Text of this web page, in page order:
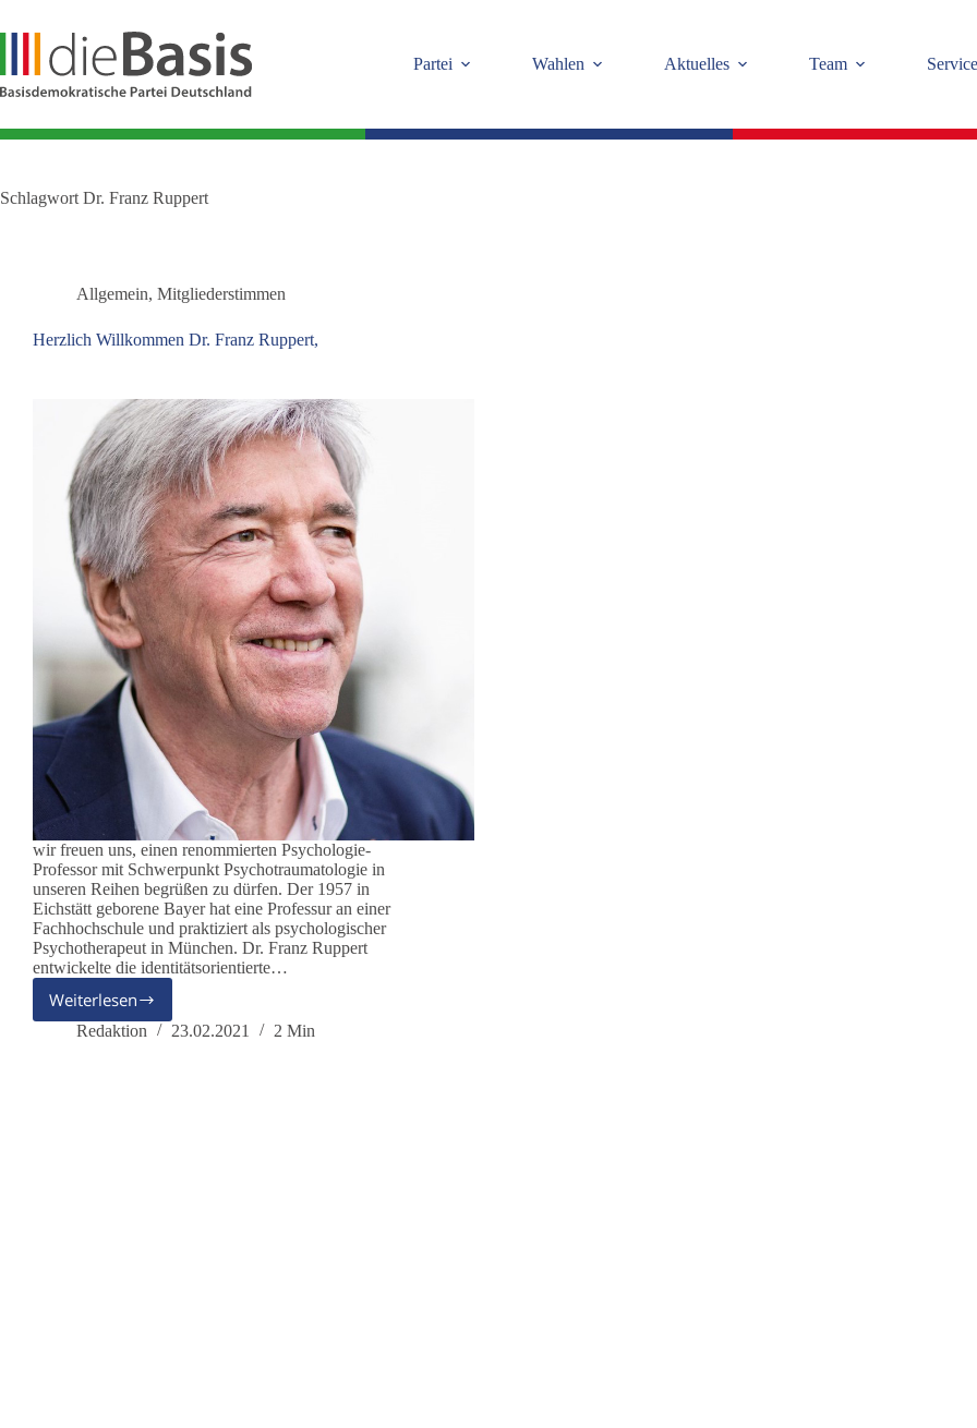
springen
Partei
Wahlen Aktuelles Team Service
Schlagwort Dr. Franz Ruppert
Allgemein, Mitgliederstimmen
Herzlich Willkommen Dr. Franz Ruppert,
wir freuen uns, einen renommierten Psychologie-
Professor mit Schwerpunkt Psychotraumatologie in
unseren Reihen begrüßen zu dürfen. Der 1957 in
Eichstätt geborene Bayer hat eine Professur an einer
Fachhochschule und praktiziert als psychologischer
Psychotherapeut in München. Dr. Franz Ruppert
entwickelte die identitätsorientierte…
Weiterlesen
Herzlich
Willkommen
Redaktion 23.02.2021 2 Min